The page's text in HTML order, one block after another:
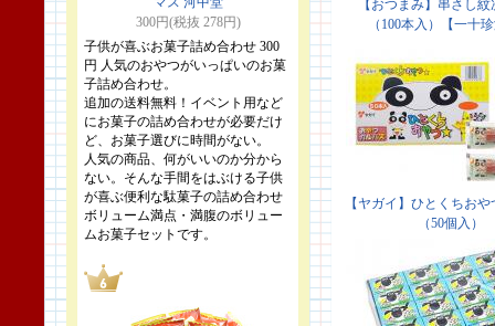
300円(税抜 278円)
子供が喜ぶお菓子詰め合わせ 300
円 人気のおやつがいっぱいのお菓
子詰め合わせ。
追加の送料無料！イベント用など
にお菓子の詰め合わせが必要だけ
ど、お菓子選びに時間がない。
人気の商品、何がいいのか分から
ない。そんな手間をはぶける子供
が喜ぶ便利な駄菓子の詰め合わせ
ボリューム満点・満腹のボリュー
ムお菓子セットです。